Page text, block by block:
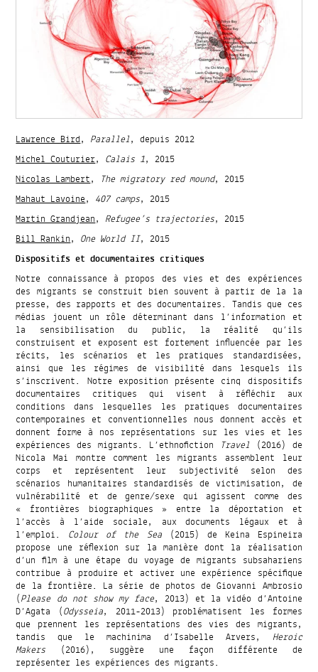
Lawrence Bird, Parallel, depuis 2012
Michel Couturier, Calais 1, 2015
Nicolas Lambert, The migratory red mound, 2015
Mahaut Lavoine, 407 camps, 2015
Martin Grandjean, Refugee’s trajectories, 2015
Bill Rankin, One World II, 2015
Dispositifs et documentaires critiques
Notre connaissance à propos des vies et des expériences
des migrants se construit bien souvent à partir de la la
presse, des rapports et des documentaires. Tandis que ces
médias jouent un rôle déterminant dans l’information et
la sensibilisation du public, la réalité qu’ils
construisent et exposent est fortement influencée par les
récits, les scénarios et les pratiques standardisées,
ainsi que les régimes de visibilité dans lesquels ils
s’inscrivent. Notre exposition présente cinq dispositifs
documentaires critiques qui visent à réfléchir aux
conditions dans lesquelles les pratiques documentaires
contemporaines et conventionnelles nous donnent accès et
donnent forme à nos représentations sur les vies et les
expériences des migrants. L’ethnofiction Travel (2016) de
Nicola Mai montre comment les migrants assemblent leur
corps et représentent leur subjectivité selon des
scénarios humanitaires standardisés de victimisation, de
vulnérabilité et de genre/sexe qui agissent comme des
« frontières biographiques » entre la déportation et
l’accès à l’aide sociale, aux documents légaux et à
l’emploi. Colour of the Sea(2015) de Keina Espineira
propose une réflexion sur la manière dont la réalisation
d’un film à une étape du voyage de migrants subsahariens
contribue à produire et activer une expérience spécifique
de la frontière. La série de photos de Giovanni Ambrosio
(Please do not show my face, 2013) et la vidéo d’Antoine
D’Agata (Odysseia, 2011-2013) problématisent les formes
que prennent les représentations des vies des migrants,
tandis que le machinima d’Isabelle Arvers, Heroic
Makers (2016), suggère une façon différente de
représenter les expériences des migrants.